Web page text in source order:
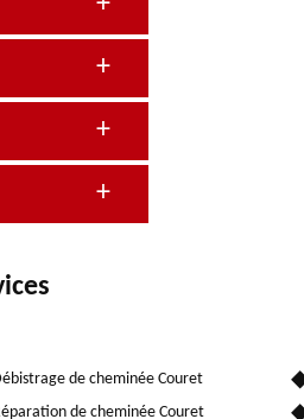
de cheminée Couret
de cheminée Couret